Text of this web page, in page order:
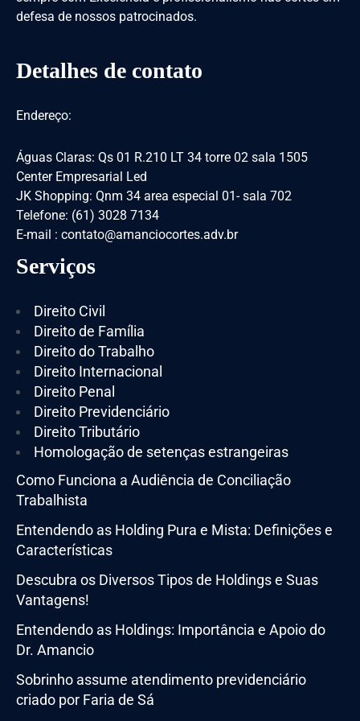
defesa de nossos patrocinados.
Detalhes de contato
Endereço:
Águas Claras: Qs 01 R.210 LT 34 torre 02 sala 1505
Center Empresarial Led
JK Shopping: Qnm 34 area especial 01- sala 702
Telefone: (61) 3028 7134
E-mail : contato@amanciocortes.adv.br
Serviços
Direito Civil
Direito de Família
Direito do Trabalho
Direito Internacional
Direito Penal
Direito Previdenciário
Direito Tributário
Homologação de setenças estrangeiras
Como Funciona a Audiência de Conciliação
Trabalhista
Entendendo as Holding Pura e Mista: Definições e
Características
Descubra os Diversos Tipos de Holdings e Suas
Vantagens!
Entendendo as Holdings: Importância e Apoio do
Dr. Amancio
Sobrinho assume atendimento previdenciário
criado por Faria de Sá